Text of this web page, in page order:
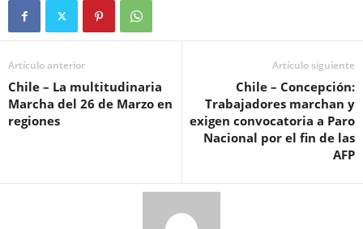
Artículo anterior
Chile – La multitudinaria
Marcha del 26 de Marzo en
regiones
Artículo siguiente
Chile – Concepción:
Trabajadores marchan y
exigen convocatoria a Paro
Nacional por el fin de las
AFP